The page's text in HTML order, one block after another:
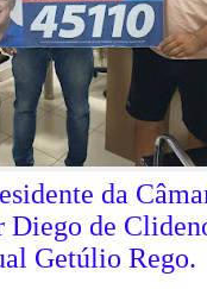
da
Diego de
Getúlio Rego.